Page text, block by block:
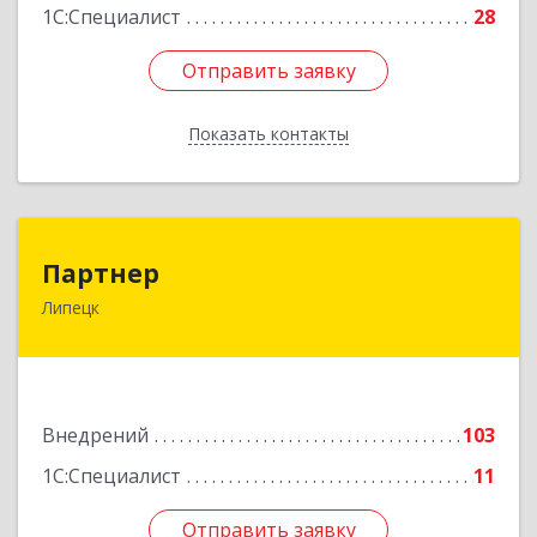
1С:Специалист 28
Отправить заявку
Показать контакты
Отправить заявку
Назад
Партнер
Липецк
Внедрений
103
1С:Специалист
11
Отправить заявку
398002, Липецкая обл, г. Липецк, Тельмана ул,
Отправить заявку